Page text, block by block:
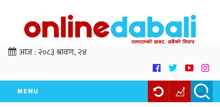
आज :२०८३ श्रावण, २४
MENU